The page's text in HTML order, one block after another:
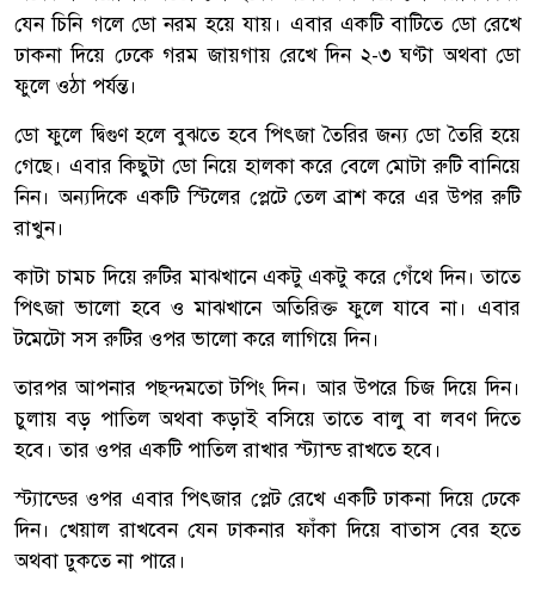
যেন চিনি গলে ডো নরম হয়ে যায়। এবার একটি বাটিতে ডো রেখে
ঢাকনা দিয়ে ঢেকে গরম জায়গায় রেখে দিন ২-৩ ঘণ্টা অথবা ডো
ফুলে ওঠা পর্যন্ত।
ডো ফুলে দ্বিগুণ হলে বুঝতে হবে পিৎজা তৈরির জন্য ডো তৈরি হয়ে
গেছে। এবার কিছুটা ডো নিয়ে হালকা করে বেলে মোটা রুটি বানিয়ে
নিন। অন্যদিকে একটি স্টিলের প্লেটে তেল ব্রাশ করে এর উপর রুটি
রাখুন।
কাটা চামচ দিয়ে রুটির মাঝখানে একটু একটু করে গেঁথে দিন। তাতে
পিৎজা ভালো হবে ও মাঝখানে অতিরিক্ত ফুলে যাবে না। এবার
টমেটো সস রুটির ওপর ভালো করে লাগিয়ে দিন।
তারপর আপনার পছন্দমতো টপিং দিন। আর উপরে চিজ দিয়ে দিন।
চুলায় বড় পাতিল অথবা কড়াই বসিয়ে তাতে বালু বা লবণ দিতে
হবে। তার ওপর একটি পাতিল রাখার স্ট্যান্ড রাখতে হবে।
স্ট্যান্ডের ওপর এবার পিৎজার প্লেট রেখে একটি ঢাকনা দিয়ে ঢেকে
দিন। খেয়াল রাখবেন যেন ঢাকনার ফাঁকা দিয়ে বাতাস বের হতে
অথবা ঢুকতে না পারে।